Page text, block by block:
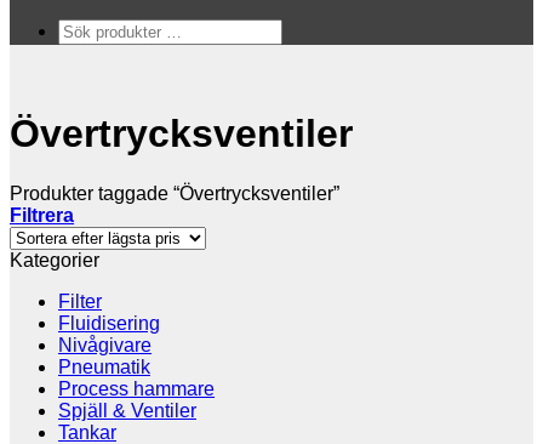
Sök
produkter
Övertrycksventiler
Produkter taggade “Övertrycksventiler”
Filtrera
Kategorier
Filter
Fluidisering
Nivågivare
Pneumatik
Process hammare
Spjäll & Ventiler
Tankar